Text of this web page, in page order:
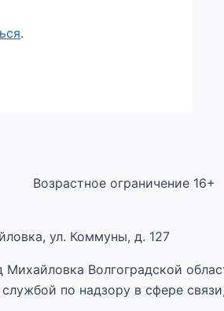
.
Возрастное ограничение 16+
ул. Коммуны, д. 127
Волгоградской
по надзору в сфере